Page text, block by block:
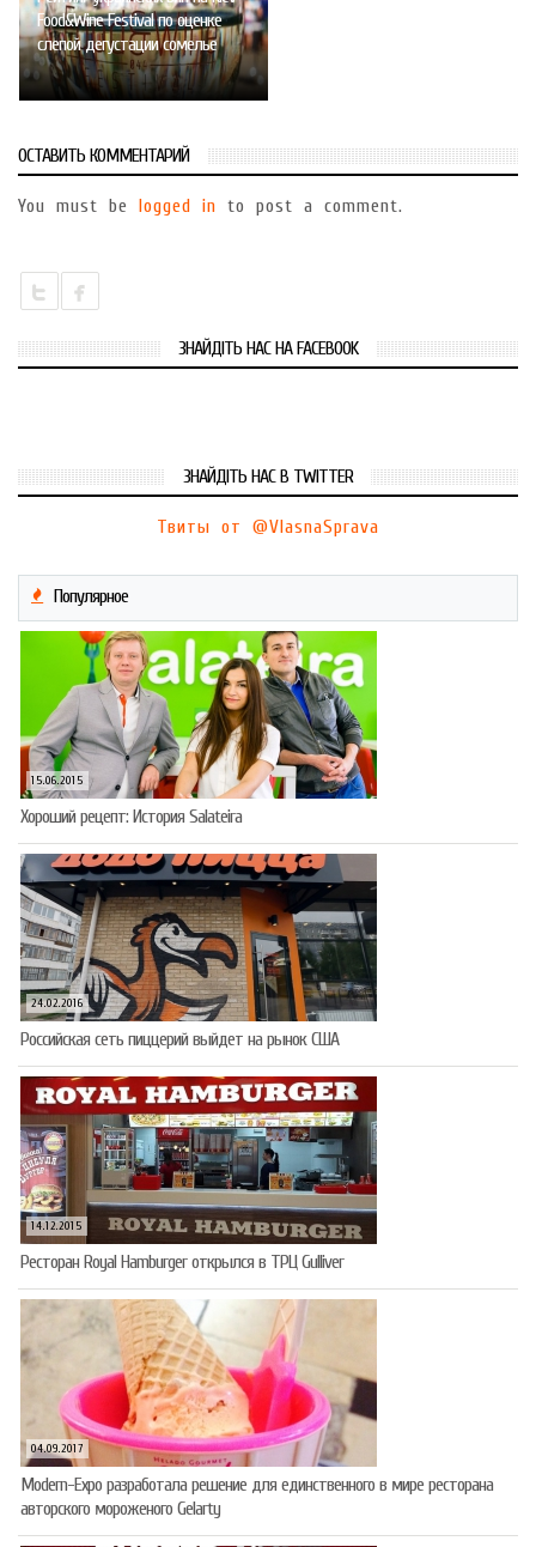
Food&Wine Festival по оценке
слепой дегустации сомелье
ОСТАВИТЬ КОММЕНТАРИЙ
You must be logged in to post a comment.
ЗНАЙДІТЬ НАС НА FACEBOOK
ЗНАЙДІТЬ НАС В TWITTER
Твиты от @VlasnaSprava
Популярное
15.06.2015
Хороший рецепт: История Salateira
24.02.2016
Российская сеть пиццерий выйдет на рынок США
14.12.2015
Ресторан Royal Hamburger открылся в ТРЦ Gulliver
04.09.2017
Modern-Expo разработала решение для единственного в мире ресторана
авторского мороженого Gelarty